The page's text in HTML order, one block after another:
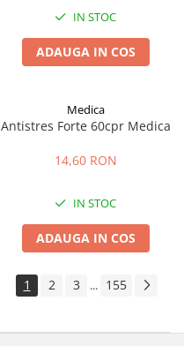
IN STOC
ADAUGA IN COS
Medica
Antistres Forte 60cpr Medica
14,60 RON
IN STOC
ADAUGA IN COS
1 2 3 ... 155